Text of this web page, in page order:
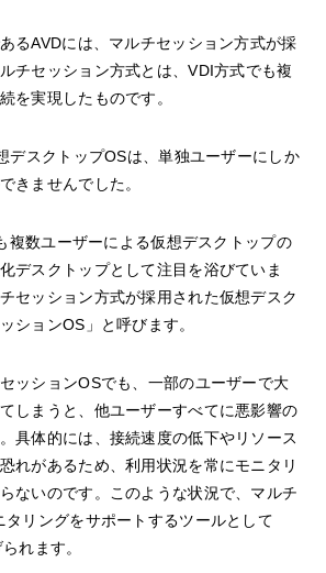
るAVDには、マルチセッション方式が採
チセッション方式とは、VDI方式でも複
を実現したものです。
デスクトップOSは、単独ユーザーにしか
きませんでした。
複数ユーザーによる仮想デスクトップの
デスクトップとして注目を浴びていま
セッション方式が採用された仮想デスク
ションOS」と呼びます。
ッションOSでも、一部のユーザーで大
しまうと、他ユーザーすべてに悪影響の
具体的には、接続速度の低下やリソース
れがあるため、利用状況を常にモニタリ
ないのです。このような状況で、マルチ
タリングをサポートするツールとして
れます。